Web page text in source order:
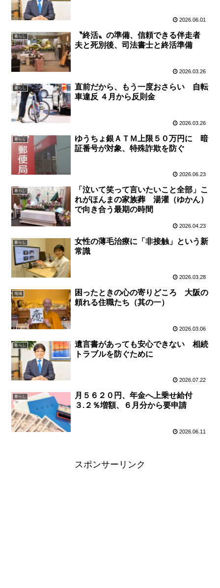
2026.06.01
暮らし
〝終活〟の準備、信頼できる伴走者
夫と死別後、司法書士と終活準備
2026.03.26
暮らし
直前だから、もう一度おさらい 自転
車違反 ４月から反則金
2026.03.26
暮らし
ゆうちょ銀ＡＴＭ上限５０万円に 暗
証番号が対象、特殊詐欺を防ぐ
2026.06.23
暮らし
「泣いて笑って言いたいこと全部」こ
れがほんまの家族葬 湯灌（ゆかん）
で向き合う最期の時間
2026.04.23
暮らし
女性の薄毛治療に「非接触」という新
常識
2026.03.28
地域
困ったときの心の寄りどころ 大阪の
頼れる住職たち（其の一）
2026.03.06
暮らし
遺言書があっても安心できない 相続
トラブルを防ぐために
2026.07.22
暮らし
月５６２０円、年金へ上乗せ給付
３.２％増額、６月分から要申請
2026.06.11
スポンサーリンク